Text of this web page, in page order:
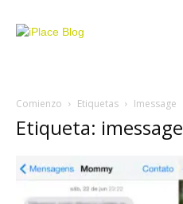
Comienzo Etiquetas Imessage
Etiqueta: imessage